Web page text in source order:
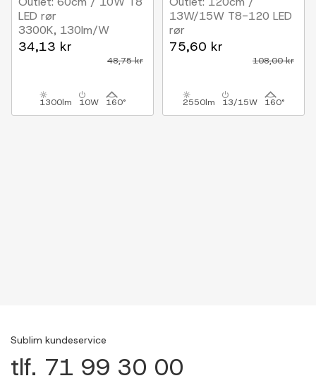
LED rør
3300K, 130lm/W
34,13 kr
48,75 kr
1300lm 10W 160°
13W/15W T8-120 LED
rør
3300K, 170lm/W
75,60 kr
108,00 kr
2550lm 13/15W 160°
Sublim kundeservice
tlf. 71 99 30 00